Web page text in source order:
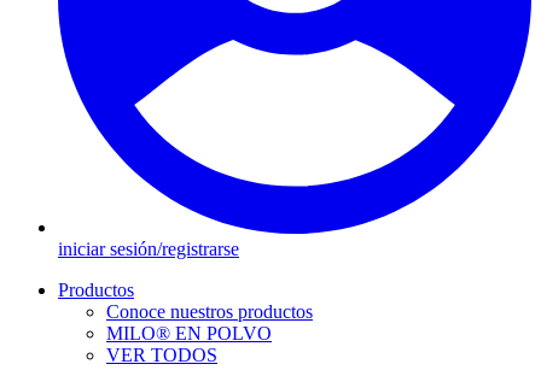
iniciar sesión/registrarse
navigation
Productos
Conoce nuestros productos
MILO® EN POLVO
VER TODOS